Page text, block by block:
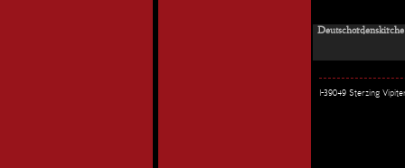
I-39049 Sterzing